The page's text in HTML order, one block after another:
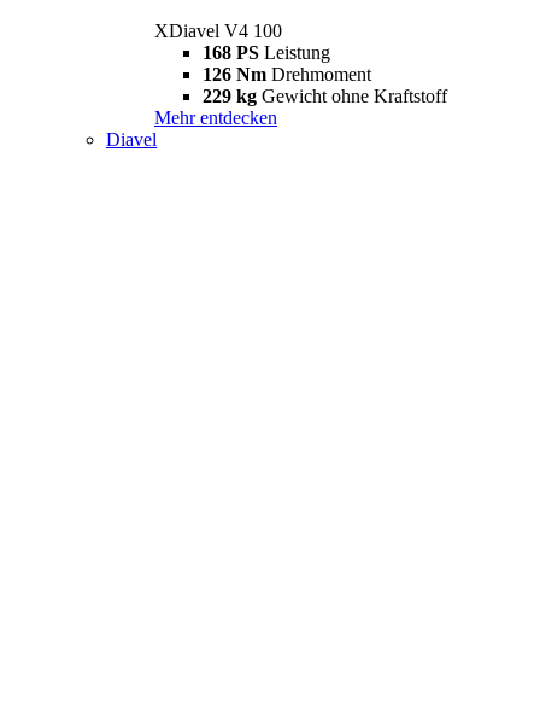
XDiavel V4 100
168 PS Leistung
126 Nm Drehmoment
229 kg Gewicht ohne Kraftstoff
Mehr entdecken
Diavel